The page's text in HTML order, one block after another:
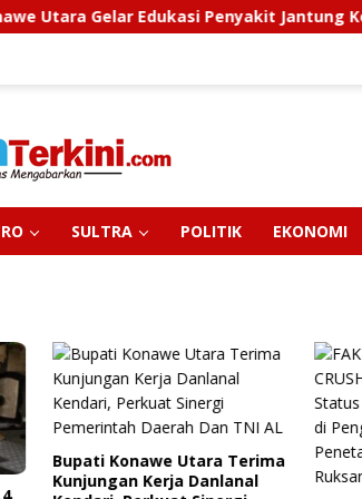
Edukasi Penyakit Jantung Koroner,
SULTRA POLITIK EKONOMI
Bupati Konawe Utara Terima
Kunjungan Kerja Danlanal